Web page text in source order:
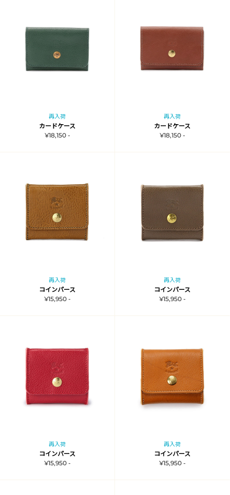
再入荷
カードケース
¥18,150 -
再入荷
カードケース
¥18,150 -
再入荷
コインパース
¥15,950 -
再入荷
コインパース
¥15,950 -
再入荷
コインパース
¥15,950 -
再入荷
コインパース
¥15,950 -